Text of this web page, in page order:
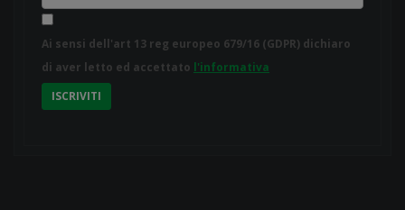
Ai sensi dell'art 13 reg europeo 679/16 (GDPR) dichiaro
di aver letto ed accettato l'informativa
ISCRIVITI